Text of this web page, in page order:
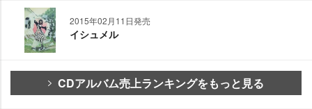
2015年02月11日発売
イシュメル
CDアルバム売上ランキングをもっと見る